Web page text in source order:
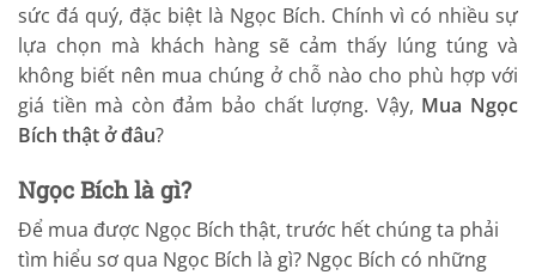
sức đá quý, đặc biệt là Ngọc Bích. Chính vì có nhiều sự
lựa chọn mà khách hàng sẽ cảm thấy lúng túng và
không biết nên mua chúng ở chỗ nào cho phù hợp với
giá tiền mà còn đảm bảo chất lượng. Vậy, Mua Ngọc
Bích thật ở đâu?
Ngọc Bích là gì?
Để mua được Ngọc Bích thật, trước hết chúng ta phải
tìm hiểu sơ qua Ngọc Bích là gì? Ngọc Bích có những